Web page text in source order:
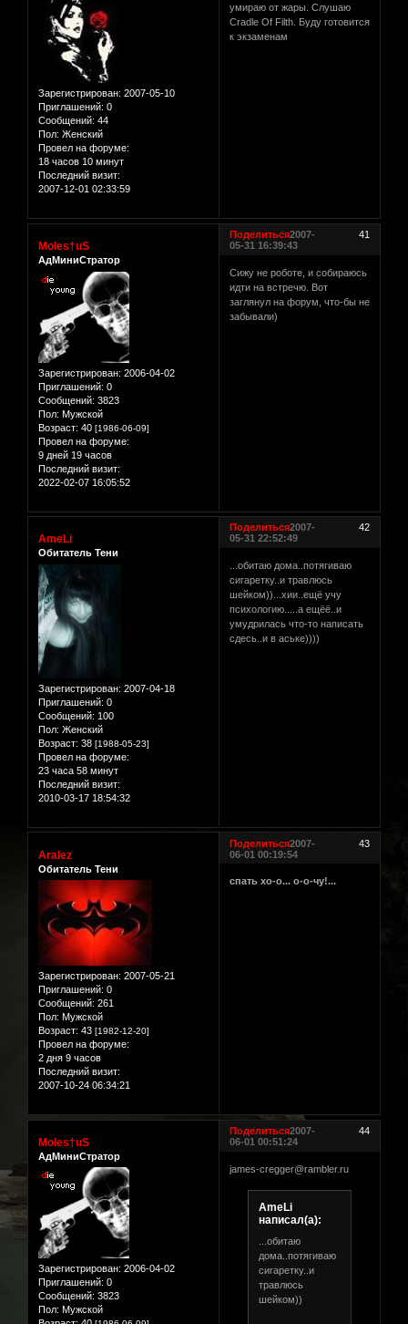
Зарегистрирован: 2007-05-10
Приглашений: 0
Сообщений: 44
Пол: Женский
Провел на форуме:
18 часов 10 минут
Последний визит:
2007-12-01 02:33:59
умираю от жары. Слушаю
Cradle Of Filth. Буду готовится
к экзаменам
Поделиться 41
2007-
05-31 16:39:43
Moles†uS
АдМиниСтратор
Зарегистрирован: 2006-04-02
Приглашений: 0
Сообщений: 3823
Пол: Мужской
Возраст: 40 [1986-06-09]
Провел на форуме:
9 дней 19 часов
Последний визит:
2022-02-07 16:05:52
Сижу не роботе, и собираюсь
идти на встречю. Вот
заглянул на форум, что-бы не
забывали)
Поделиться 42
2007-
05-31 22:52:49
AmeLi
Обитатель Тени
Зарегистрирован: 2007-04-18
Приглашений: 0
Сообщений: 100
Пол: Женский
Возраст: 38 [1988-05-23]
Провел на форуме:
23 часа 58 минут
Последний визит:
2010-03-17 18:54:32
...обитаю дома..потягиваю
сигаретку..и травлюсь
шейком))...хии..ещё учу
психологию.....а ещёё..и
умудрилась что-то написать
сдесь..и в аське))))
Поделиться 43
2007-
06-01 00:19:54
Aralez
Обитатель Тени
Зарегистрирован: 2007-05-21
Приглашений: 0
Сообщений: 261
Пол: Мужской
Возраст: 43 [1982-12-20]
Провел на форуме:
2 дня 9 часов
Последний визит:
2007-10-24 06:34:21
спать хо-о... о-о-чу!...
Поделиться 44
2007-
06-01 00:51:24
Moles†uS
АдМиниСтратор
Зарегистрирован: 2006-04-02
Приглашений: 0
Сообщений: 3823
Пол: Мужской
james-cregger@rambler.ru
AmeLi
написал(а):
...обитаю
дома..потягиваю
сигаретку..и
травлюсь
шейком))